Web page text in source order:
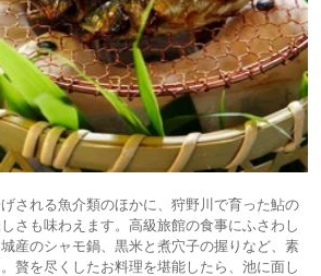
される魚介類のほかに、狩野川で育った鮎の
さも味わえます。高級旅館の食事にふさわし
産のシャモ鍋、黒米と煮穴子の握りなど、素
贅を尽くしたお料理を堪能したら、池に面し